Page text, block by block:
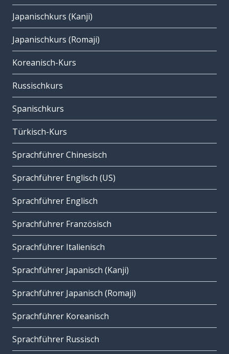
Japanischkurs (Kanji)
Japanischkurs (Romaji)
Koreanisch-Kurs
Russischkurs
Spanischkurs
Türkisch-Kurs
Sprachführer Chinesisch
Sprachführer Englisch (US)
Sprachführer Englisch
Sprachführer Französisch
Sprachführer Italienisch
Sprachführer Japanisch (Kanji)
Sprachführer Japanisch (Romaji)
Sprachführer Koreanisch
Sprachführer Russisch